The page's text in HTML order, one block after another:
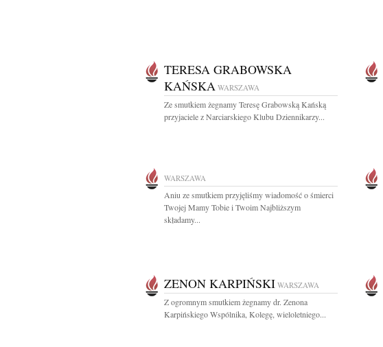
TERESA GRABOWSKA
KAŃSKA WARSZAWA
Ze smutkiem żegnamy Teresę Grabowską Kańską
przyjaciele z Narciarskiego Klubu Dziennikarzy...
WARSZAWA
Aniu ze smutkiem przyjęliśmy wiadomość o śmierci
Twojej Mamy Tobie i Twoim Najbliższym
składamy...
ZENON KARPIŃSKI WARSZAWA
Z ogromnym smutkiem żegnamy dr. Zenona
Karpińskiego Wspólnika, Kolegę, wieloletniego...